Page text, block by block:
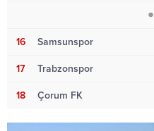
16 Samsunspor
17 Trabzonspor
18 Çorum FK